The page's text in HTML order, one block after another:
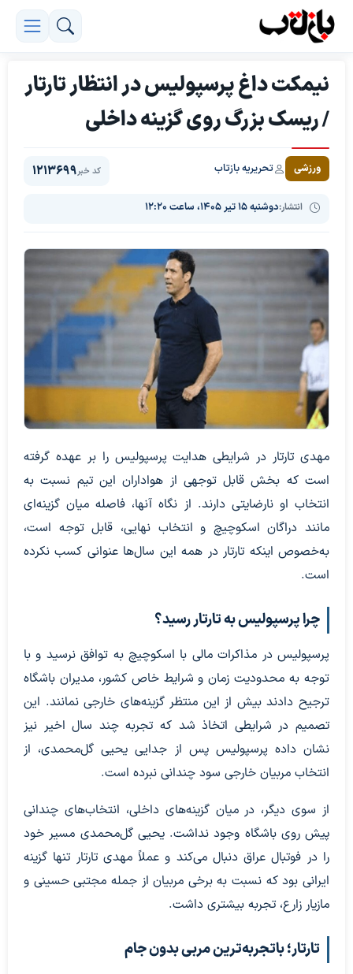
نیمکت داغ پرسپولیس در انتظار تارتار
/ ریسک بزرگ روی گزینه داخلی
ورزشی تحریریه بازتاب
انتشار:دوشنبه ۱۵ تیر ۱۴۰۵، ساعت ۱۲:۲۰
کد خبر1213699
مهدی تارتار در شرایطی هدایت پرسپولیس را بر عهده گرفته
است که بخش قابل توجهی از هواداران این تیم نسبت به
انتخاب او نارضایتی دارند. از نگاه آنها، فاصله میان گزینه‌ای
مانند دراگان اسکوچیچ و انتخاب نهایی، قابل توجه است،
به‌خصوص اینکه تارتار در همه این سال‌ها عنوانی کسب نکرده
است.
چرا پرسپولیس به تارتار رسید؟
پرسپولیس در مذاکرات مالی با اسکوچیچ به توافق نرسید و با
توجه به محدودیت زمان و شرایط خاص کشور، مدیران باشگاه
ترجیح دادند بیش از این منتظر گزینه‌های خارجی نمانند. این
تصمیم در شرایطی اتخاذ شد که تجربه چند سال اخیر نیز
نشان داده پرسپولیس پس از جدایی یحیی گل‌محمدی، از
انتخاب مربیان خارجی سود چندانی نبرده است.
از سوی دیگر، در میان گزینه‌های داخلی، انتخاب‌های چندانی
پیش روی باشگاه وجود نداشت. یحیی گل‌محمدی مسیر خود
را در فوتبال عراق دنبال می‌کند و عملاً مهدی تارتار تنها گزینه
ایرانی بود که نسبت به برخی مربیان از جمله مجتبی حسینی و
مازیار زارع، تجربه بیشتری داشت.
تارتار؛ باتجربه‌ترین مربی بدون جام